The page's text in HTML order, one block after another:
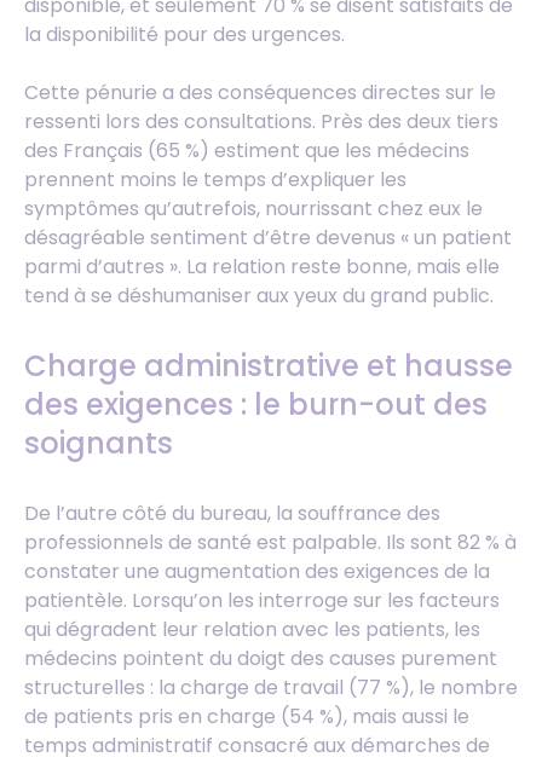
disponible, et seulement 70 % se disent satisfaits de
la disponibilité pour des urgences.
Cette pénurie a des conséquences directes sur le
ressenti lors des consultations. Près des deux tiers
des Français (65 %) estiment que les médecins
prennent moins le temps d’expliquer les
symptômes qu’autrefois, nourrissant chez eux le
désagréable sentiment d’être devenus « un patient
parmi d’autres ». La relation reste bonne, mais elle
tend à se déshumaniser aux yeux du grand public.
Charge administrative et hausse
des exigences : le burn-out des
soignants
De l’autre côté du bureau, la souffrance des
professionnels de santé est palpable. Ils sont 82 % à
constater une augmentation des exigences de la
patientèle. Lorsqu’on les interroge sur les facteurs
qui dégradent leur relation avec les patients, les
médecins pointent du doigt des causes purement
structurelles : la charge de travail (77 %), le nombre
de patients pris en charge (54 %), mais aussi le
temps administratif consacré aux démarches de